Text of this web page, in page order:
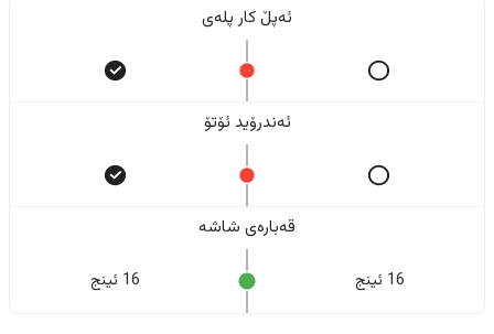
ئەپڵ کار پلەی
ئەندرۆید ئۆتۆ
قەبارەی شاشە
16 ئینج 16 ئینج